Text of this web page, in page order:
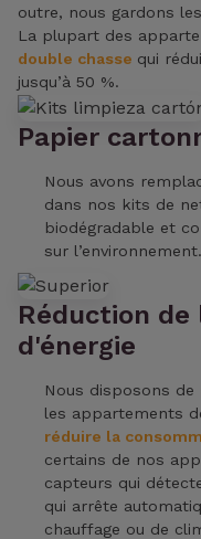
outre, nous gardons
La plupart des
double chasse qui
jusqu’à 50 %.
Papier
Nous avons
dans nos kits de
biodégradable et
sur l’environnement.
Réduction
d'énergie
Nous disposons de
les appartements
réduire la
certains de nos
capteurs qui
qui arrête
chauffage ou de